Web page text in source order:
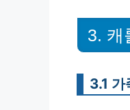
3. 캐
3.1 가